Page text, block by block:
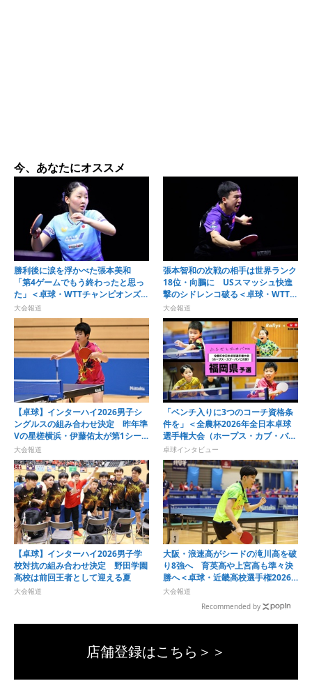
今、あなたにオススメ
勝利後に涙を浮かべた張本美和
「第4ゲームでもう終わったと思っ
た」＜卓球・WTTチャンピオンズ横
浜2026＞
大会報道
張本智和の次戦の相手は世界ランク
18位・向鵬に USスマッシュ快進
撃のシドレンコ破る＜卓球・WTTチ
ャンピオンズ横浜2026＞
大会報道
【卓球】インターハイ2026男子シ
ングルスの組み合わせ決定 昨年準
Vの星槎横浜・伊藤佑太が第1シー
ドに
大会報道
「ベンチ入りに3つのコーチ資格条
件を」＜全農杯2026年全日本卓球
選手権大会（ホープス・カブ・バン
ビの部）福岡県予選会＞
卓球インタビュー
【卓球】インターハイ2026男子学
校対抗の組み合わせ決定 野田学園
高校は前回王者として迎える夏
大会報道
大阪・浪速高がシードの滝川高を破
り8強へ 育英高や上宮高も準々決
勝へ＜卓球・近畿高校選手権2026/
男子学校対抗＞
大会報道
Recommended by
店舗登録はこちら＞＞